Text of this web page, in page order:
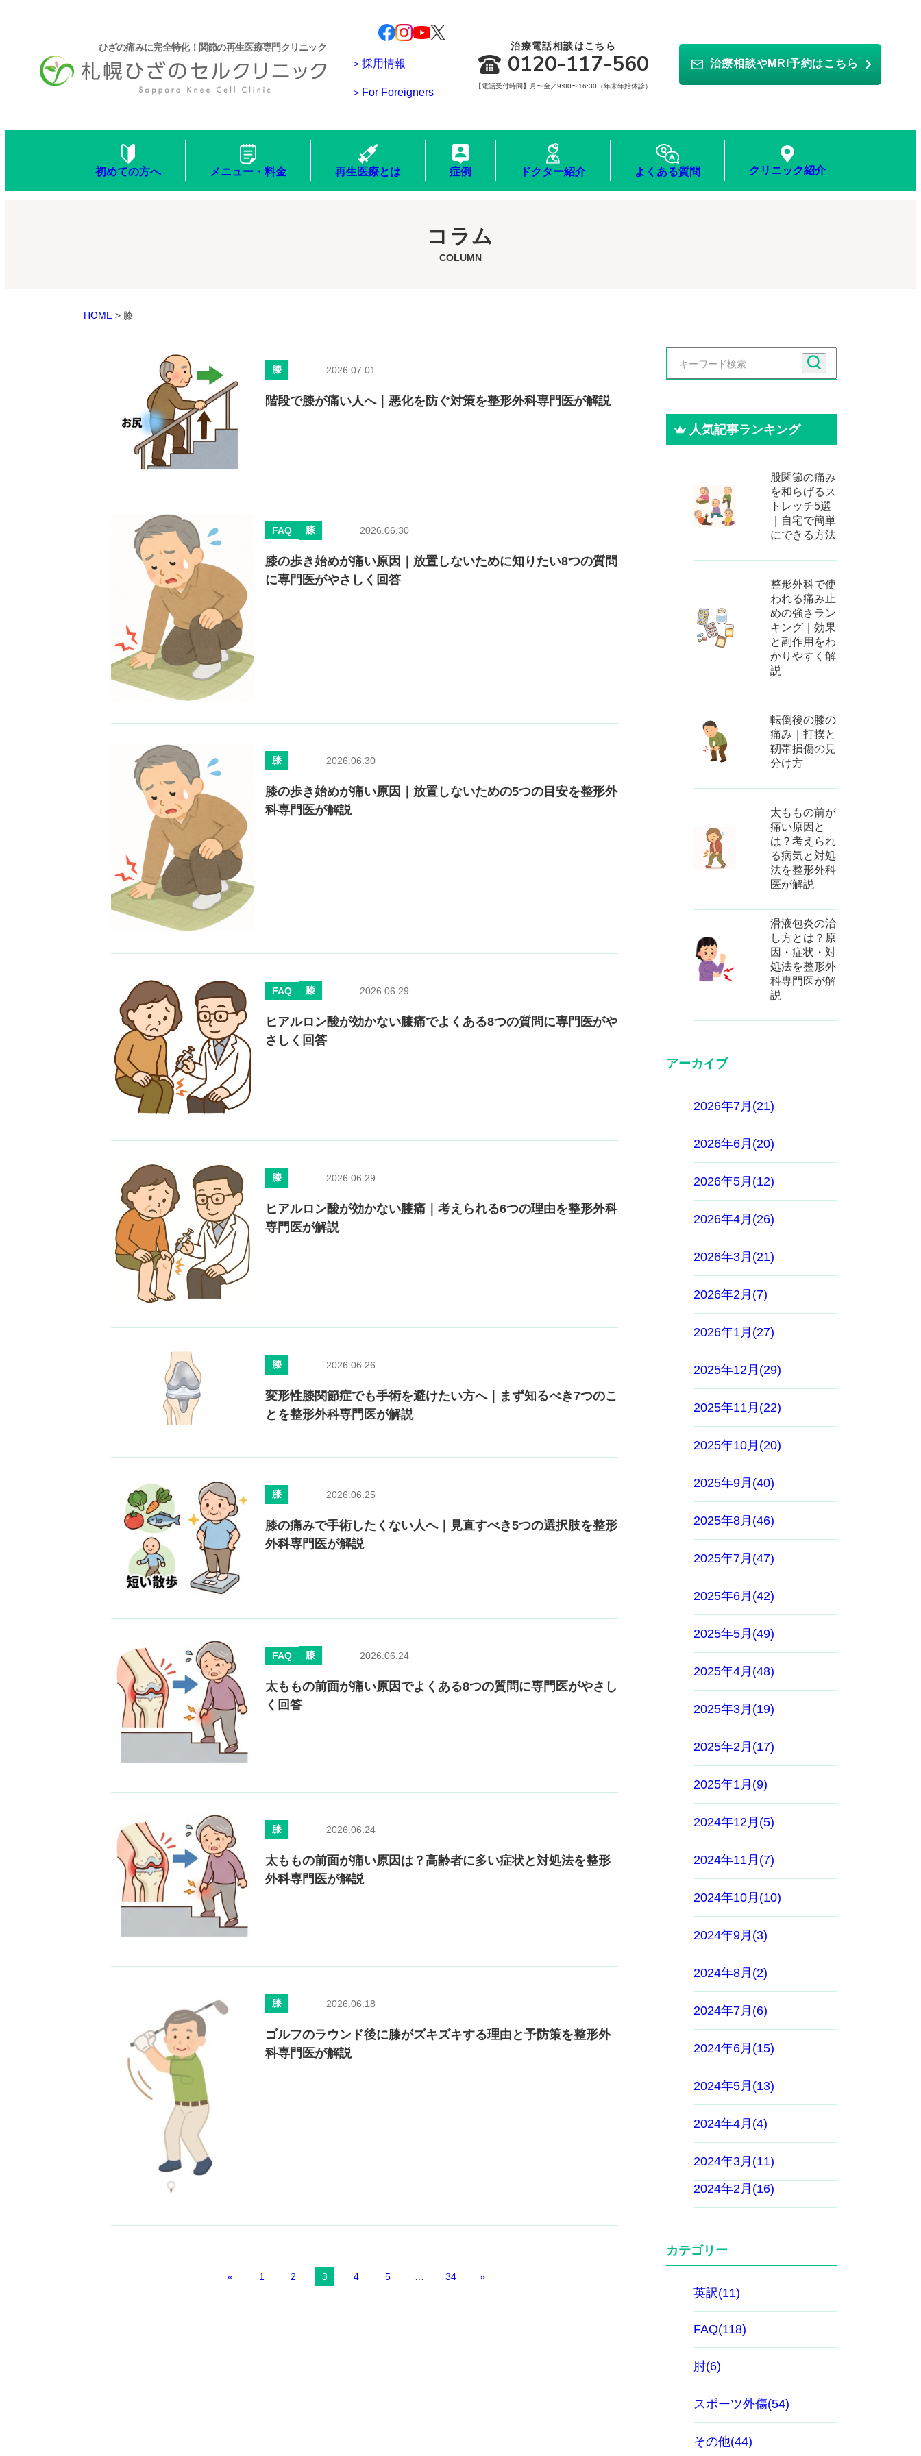
ひざの痛みに完全特化！関節の再生医療専門クリニック
＞採用情報
＞For Foreigners
治療電話相談はこちら
0120-117-560
【電話受付時間】月〜金／9:00〜16:30（年末年始休診）
治療相談やMRI予約はこちら
初めての方へ メニュー・料金 再生医療とは 症例 ドクター紹介 よくある質問 クリニック紹介
コラム
COLUMN
HOME > 膝
膝 2026.07.01
階段で膝が痛い人へ｜悪化を防ぐ対策を整形外科専門医が解説
FAQ 膝 2026.06.30
膝の歩き始めが痛い原因｜放置しないために知りたい8つの質問
に専門医がやさしく回答
膝 2026.06.30
膝の歩き始めが痛い原因｜放置しないための5つの目安を整形外
科専門医が解説
FAQ 膝 2026.06.29
ヒアルロン酸が効かない膝痛でよくある8つの質問に専門医がや
さしく回答
膝 2026.06.29
ヒアルロン酸が効かない膝痛｜考えられる6つの理由を整形外科
専門医が解説
膝 2026.06.26
変形性膝関節症でも手術を避けたい方へ｜まず知るべき7つのこ
とを整形外科専門医が解説
膝 2026.06.25
膝の痛みで手術したくない人へ｜見直すべき5つの選択肢を整形
外科専門医が解説
FAQ 膝 2026.06.24
太ももの前面が痛い原因でよくある8つの質問に専門医がやさし
く回答
膝 2026.06.24
太ももの前面が痛い原因は？高齢者に多い症状と対処法を整形
外科専門医が解説
膝 2026.06.18
ゴルフのラウンド後に膝がズキズキする理由と予防策を整形外
科専門医が解説
« 1 2 3 4 5 … 34 »
人気記事ランキング
股関節の痛み
を和らげるス
トレッチ5選
｜自宅で簡単
にできる方法
整形外科で使
われる痛み止
めの強さラン
キング｜効果
と副作用をわ
かりやすく解
説
転倒後の膝の
痛み｜打撲と
靭帯損傷の見
分け方
太ももの前が
痛い原因と
は？考えられ
る病気と対処
法を整形外科
医が解説
滑液包炎の治
し方とは？原
因・症状・対
処法を整形外
科専門医が解
説
アーカイブ
2026年7月(21)
2026年6月(20)
2026年5月(12)
2026年4月(26)
2026年3月(21)
2026年2月(7)
2026年1月(27)
2025年12月(29)
2025年11月(22)
2025年10月(20)
2025年9月(40)
2025年8月(46)
2025年7月(47)
2025年6月(42)
2025年5月(49)
2025年4月(48)
2025年3月(19)
2025年2月(17)
2025年1月(9)
2024年12月(5)
2024年11月(7)
2024年10月(10)
2024年9月(3)
2024年8月(2)
2024年7月(6)
2024年6月(15)
2024年5月(13)
2024年4月(4)
2024年3月(11)
2024年2月(16)
カテゴリー
英訳(11)
FAQ(118)
肘(6)
スポーツ外傷(54)
その他(44)